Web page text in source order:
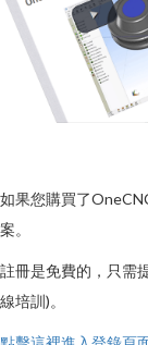
如果您購買了
案。
註冊是免費的，只需
線培訓)。